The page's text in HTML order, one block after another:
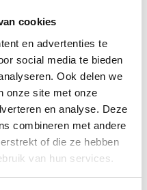
cookies
en advertenties te
social media te bieden
Ook delen we
onze site met onze
en analyse. Deze
combineren met andere
of die ze hebben
van hun services.